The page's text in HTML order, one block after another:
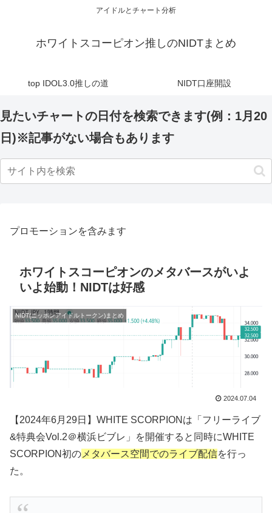
アイドルとチャート分析
ホワイトスコーピオン推しのNIDTまとめ
top IDOL3.0推しの道 NIDT口座開設
見たいチャートの日付を検索できます(例：1月20
日)※記事がない場合もあります
プロモーションを含みます
ホワイトスコーピオンのメタバースがいよ
いよ始動！NIDTは好感
NIDT(ニッポンアイドルトークン)まとめ
2024.07.04
【2024年6月29日】WHITE SCORPIONは「フリーライブ
&特典会Vol.2＠横浜ビブレ」を開催すると同時にWHITE
SCORPION初の メタバース空間でのライブ配信を行っ
た。